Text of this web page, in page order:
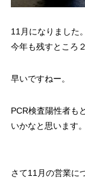
11月になりました。
今年も残すところ
早いですねー。
PCR検査陽性者も
いかなと思います。
さて11月の営業に